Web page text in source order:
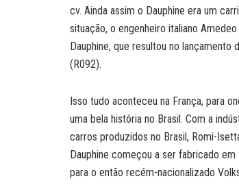
cv. Ainda assim o Dauphine era um
situação, o engenheiro italiano
Dauphine, que resultou no lançamento
(R092).
Isso tudo aconteceu na França, para
uma bela história no Brasil. Com a
carros produzidos no Brasil, Romi-
Dauphine começou a ser fabricado
para o então recém-nacionalizado